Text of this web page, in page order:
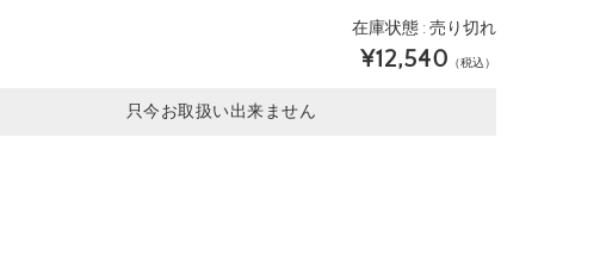
在庫状態 : 売り切れ
¥12,540 （税込）
只今お取扱い出来ません